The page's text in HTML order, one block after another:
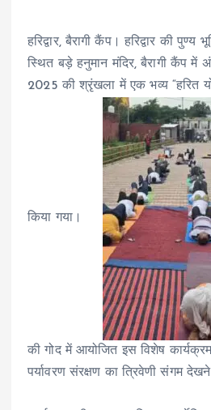
‎हरिद्वार, बैरागी कैंप। हरिद्वार की
स्थित बड़े हनुमान मंदिर, बैरागी कैंप में
2025 की श्रृंखला में एक भव्य “हरित
किया गया।
की गोद में आयोजित इस विशेष
पर्यावरण संरक्षण का त्रिवेणी संगम